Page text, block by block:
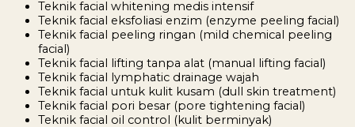
Teknik facial whitening medis intensif
Teknik facial eksfoliasi enzim (enzyme peeling facial)
Teknik facial peeling ringan (mild chemical peeling
facial)
Teknik facial lifting tanpa alat (manual lifting facial)
Teknik facial lymphatic drainage wajah
Teknik facial untuk kulit kusam (dull skin treatment)
Teknik facial pori besar (pore tightening facial)
Teknik facial oil control (kulit berminyak)